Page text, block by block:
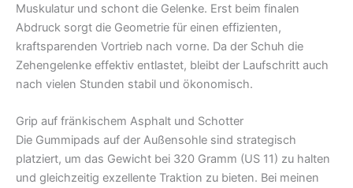
Muskulatur und schont die Gelenke. Erst beim finalen
Abdruck sorgt die Geometrie für einen effizienten,
kraftsparenden Vortrieb nach vorne. Da der Schuh die
Zehengelenke effektiv entlastet, bleibt der Laufschritt auch
nach vielen Stunden stabil und ökonomisch.
Grip auf fränkischem Asphalt und Schotter
Die Gummipads auf der Außensohle sind strategisch
platziert, um das Gewicht bei 320 Gramm (US 11) zu halten
und gleichzeitig exzellente Traktion zu bieten. Bei meinen